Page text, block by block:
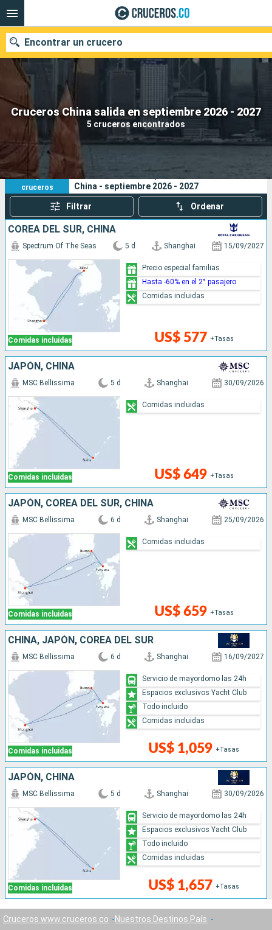
Cruceros China salida en septiembre 2026 - 2027
5 cruceros encontrados
Encontrar un crucero
Fecha de salida
5
cruceros
Sus criterios de búsqueda:
China - septiembre 2026 - 2027
Filtrar Ordenar
COREA DEL SUR, CHINA
Comidas incluidas
Spectrum Of The Seas 5 d Shanghai 15/09/2027
US$ 577 +Tasas
Precio especial familias
Hasta -60% en el 2° pasajero
Comidas incluidas
JAPÓN, CHINA
Comidas incluidas
MSC Bellissima 5 d Shanghai 30/09/2026
US$ 649 +Tasas
Comidas incluidas
JAPÓN, COREA DEL SUR, CHINA
Comidas incluidas
MSC Bellissima 6 d Shanghai 25/09/2026
US$ 659 +Tasas
Comidas incluidas
CHINA, JAPÓN, COREA DEL SUR
Comidas incluidas
MSC Bellissima 6 d Shanghai 16/09/2027
US$ 1,059 +Tasas
Servicio de mayordomo las 24h
Espacios exclusivos Yacht Club
Todo incluido
Comidas incluidas
JAPÓN, CHINA
Comidas incluidas
MSC Bellissima 5 d Shanghai 30/09/2026
US$ 1,657 +Tasas
Servicio de mayordomo las 24h
Espacios exclusivos Yacht Club
Todo incluido
Comidas incluidas
Cruceros www.cruceros.co
Nuestros Destinos País